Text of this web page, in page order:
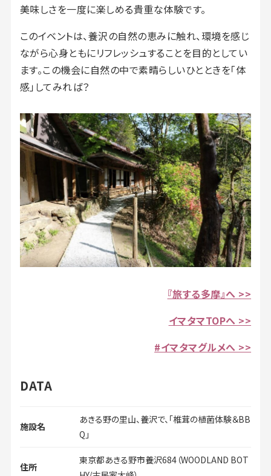
美味しさを一度に楽しめる貴重な体験です。
このイベントは、養沢の自然の恵みに触れ、環境を感じ
ながら心身ともにリフレッシュすることを目的としてい
ます。この機会に自然の中で素晴らしいひとときを「体
感」してみれば？
『旅する多摩』へ >>
イマタマTOPへ >>
#イマタマグルメへ >>
DATA
施設名
あきる野の里山、養沢で、「椎茸の植菌体験＆BB
Q」
住所
東京都あきる野市養沢684（WOODLAND BOT